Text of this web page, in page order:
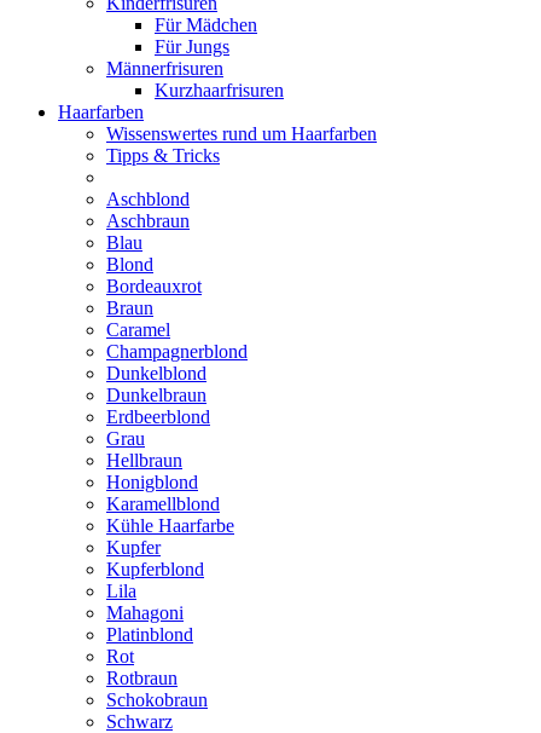
Für Mädchen
Für Jungs
Männerfrisuren
Kurzhaarfrisuren
Haarfarben
Wissenswertes rund um Haarfarben
Tipps & Tricks
Aschblond
Aschbraun
Blau
Blond
Bordeauxrot
Braun
Caramel
Champagnerblond
Dunkelblond
Dunkelbraun
Erdbeerblond
Grau
Hellbraun
Honigblond
Karamellblond
Kühle Haarfarbe
Kupfer
Kupferblond
Lila
Mahagoni
Platinblond
Rot
Rotbraun
Schokobraun
Schwarz